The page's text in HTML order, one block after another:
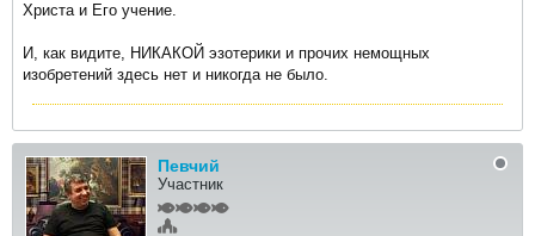
Христа и Его учение.
И, как видите, НИКАКОЙ эзотерики и прочих немощных
изобретений здесь нет и никогда не было.
Певчий
Участник